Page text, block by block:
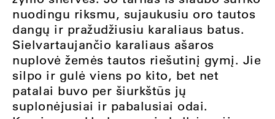
nuodingu riksmu, sujaukusiu oro tautos
dangų ir pražudžiusiu karaliaus batus.
Sielvartaujančio karaliaus ašaros
nuplovė žemės tautos riešutinį gymį. Jie
silpo ir gulė viens po kito, bet net
patalai buvo per šiurkštūs jų
suplonėjusiai ir pabalusiai odai.